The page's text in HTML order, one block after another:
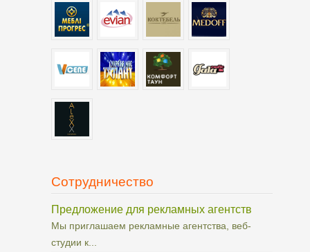
Сотрудничество
Предложение для рекламных агентств
Мы приглашаем рекламные агентства, веб-
студии к...